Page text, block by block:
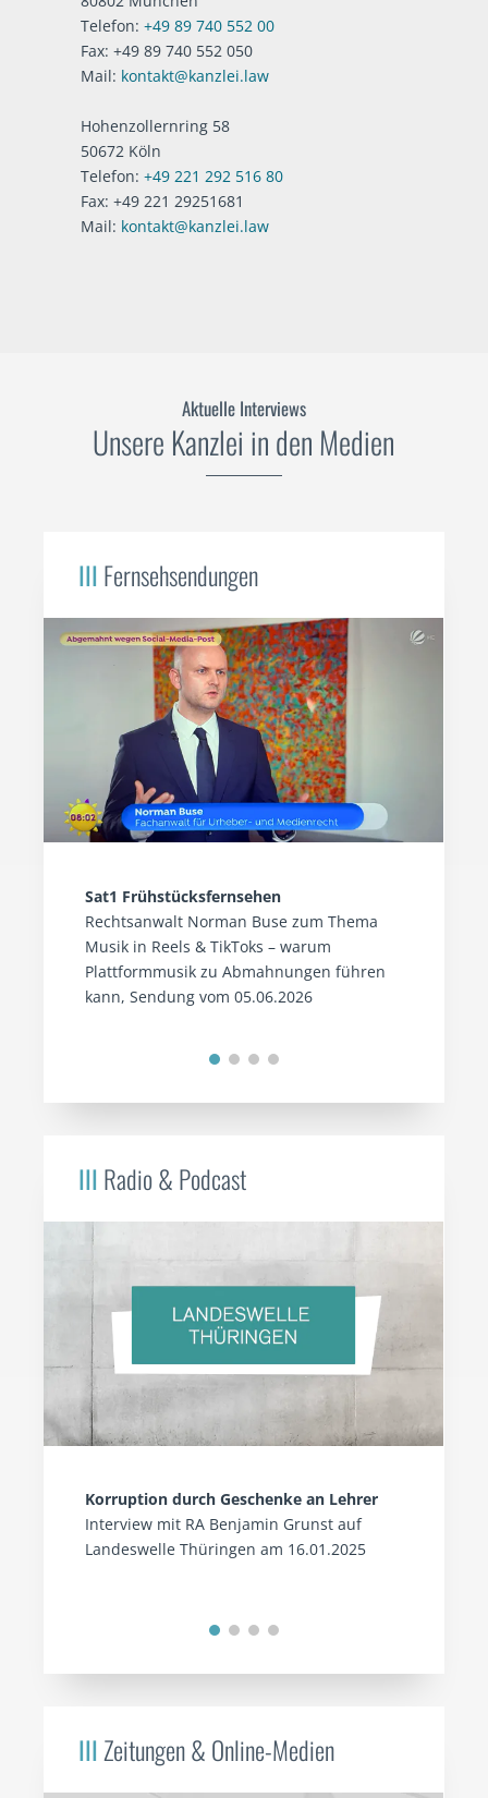
Telefon: +49 89 740 552 00
Fax: +49 89 740 552 050
Mail: kontakt@kanzlei.law
Hohenzollernring 58
50672 Köln
Telefon: +49 221 292 516 80
Fax: +49 221 29251681
Mail: kontakt@kanzlei.law
Aktuelle Interviews
Unsere Kanzlei in den Medien
III Fernsehsendungen
Sat1 Frühstücksfernsehen
Rechtsanwalt Norman Buse zum Thema
Musik in Reels & TikToks – warum
Plattformmusik zu Abmahnungen führen
kann, Sendung vom 05.06.2026
III Radio & Podcast
Korruption durch Geschenke an Lehrer
Interview mit RA Benjamin Grunst auf
Landeswelle Thüringen am 16.01.2025
IIIZeitungen & Online-Medien